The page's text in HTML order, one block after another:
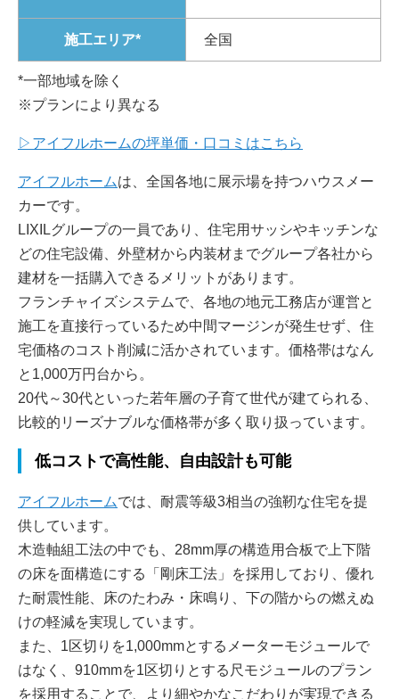
施工エリア* 全国
*一部地域を除く
※プランにより異なる
▷アイフルホームの坪単価・口コミはこちら
アイフルホームは、全国各地に展示場を持つハウスメー
カーです。
LIXILグループの一員であり、住宅用サッシやキッチンな
どの住宅設備、外壁材から内装材までグループ各社から
建材を一括購入できるメリットがあります。
フランチャイズシステムで、各地の地元工務店が運営と
施工を直接行っているため中間マージンが発生せず、住
宅価格のコスト削減に活かされています。価格帯はなん
と1,000万円台から。
20代～30代といった若年層の子育て世代が建てられる、
比較的リーズナブルな価格帯が多く取り扱っています。
低コストで高性能、自由設計も可能
アイフルホームでは、耐震等級3相当の強靭な住宅を提
供しています。
木造軸組工法の中でも、28mm厚の構造用合板で上下階
の床を面構造にする「剛床工法」を採用しており、優れ
た耐震性能、床のたわみ・床鳴り、下の階からの燃えぬ
けの軽減を実現しています。
また、1区切りを1,000mmとするメーターモジュールで
はなく、910mmを1区切りとする尺モジュールのプラン
を採用することで、より細やかなこだわりが実現できる